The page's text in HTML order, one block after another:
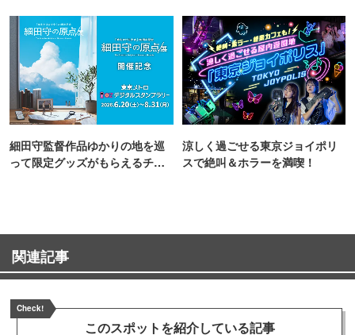
細田守監督作品ゆかりの地を巡
って限定グッズがもらえるチャ
涼しく過ごせる東京ジョイポリ
スで絶叫＆ホラーを満喫！
関連記事
Check!
このスポットを紹介している記事